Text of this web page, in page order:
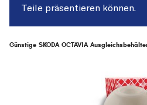
Teile präsentieren können.
Günstige SKODA OCTAVIA